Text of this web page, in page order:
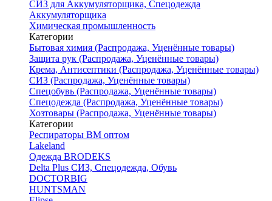
СИЗ для Аккумуляторщика, Спецодежда
Аккумуляторщика
Химическая промышленность
Категории
Бытовая химия (Распродажа, Уценённые товары)
Защита рук (Распродажа, Уценённые товары)
Крема, Антисептики (Распродажа, Уценённые товары)
СИЗ (Распродажа, Уценённые товары)
Спецобувь (Распродажа, Уценённые товары)
Спецодежда (Распродажа, Уценённые товары)
Хозтовары (Распродажа, Уценённые товары)
Категории
Респираторы ВМ оптом
Lakeland
Одежда BRODEKS
Delta Plus СИЗ, Спецодежда, Обувь
DOCTORBIG
HUNTSMAN